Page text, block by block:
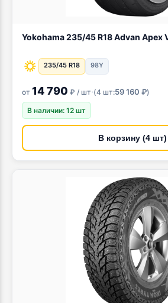
Yokohama 235/45 R18
235/45 R18 98Y
от 14 790 ₽ / шт·(4 шт:59 160 ₽)
В наличии: 12 шт
В корзину (4 шт)